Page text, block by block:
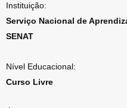
Instituição:
Serviço Nacional de
SENAT
Nível Educacional:
Curso Livre